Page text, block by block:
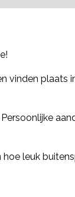
vinden plaats
leuk